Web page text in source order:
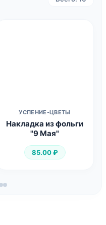
УСПЕНИЕ-ЦВЕТЫ
Накладка из фольги
"9 Мая"
85.00₽